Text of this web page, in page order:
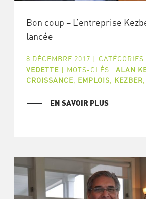
Bon coup – L’entreprise
lancée
8 DÉCEMBRE 2017 | CATÉGORIES
VEDETTE | MOTS-CLÉS : ALAN
CROISSANCE, EMPLOIS KEZBER
EN SAVOIR PLUS